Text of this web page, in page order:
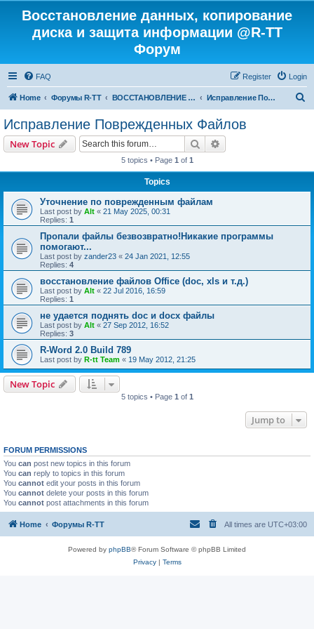
Восстановление данных, копирование
диска и защита информации @R-TT
Форум
FAQ Login
Register
Home Форумы R-TT ВОССТАНОВЛЕНИЕ ДАННЫХ И УДАЛЕННЫХ ФАЙЛОВ Исправление Поврежденных Файлов
Исправление Поврежденных Файлов
New Topic Search
5 topics • Page 1 of 1
Topics
Уточнение по поврежденным файлам
Last post by Alt « 21 May 2025, 00:31
Replies: 1
Пропали файлы безвозвратно!Никакие программы
помогают...
Last post by zander23 « 24 Jan 2021, 12:55
Replies: 4
восстановление файлов Office (doc, xls и т.д.)
Last post by Alt « 22 Jul 2016, 16:59
Replies: 1
не удается поднять doc и docx файлы
Last post by Alt « 27 Sep 2012, 16:52
Replies: 3
R-Word 2.0 Build 789
Last post by R-tt Team « 19 May 2012, 21:25
New Topic
5 topics • Page 1 of 1
Jump to
FORUM PERMISSIONS
You can post new topics in this forum
You can reply to topics in this forum
You cannot edit your posts in this forum
You cannot delete your posts in this forum
You cannot post attachments in this forum
Home Форумы R-TT All times are UTC+03:00
Powered by phpBB® Forum Software © phpBB Limited
Privacy| Terms